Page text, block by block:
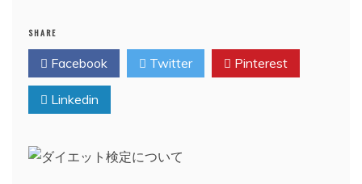
SHARE
Facebook Twitter Pinterest
Linkedin